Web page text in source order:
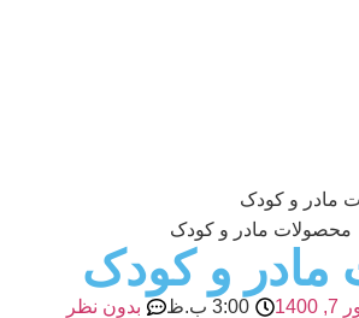
مادر و کودک
مادر و کودک
3:00 ب.ظ
بدون نظر